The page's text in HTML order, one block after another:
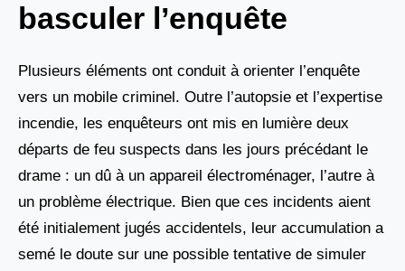
basculer l’enquête
Plusieurs éléments ont conduit à orienter l’enquête
vers un mobile criminel. Outre l’autopsie et l’expertise
incendie, les enquêteurs ont mis en lumière deux
départs de feu suspects dans les jours précédant le
drame : un dû à un appareil électroménager, l’autre à
un problème électrique. Bien que ces incidents aient
été initialement jugés accidentels, leur accumulation a
semé le doute sur une possible tentative de simuler